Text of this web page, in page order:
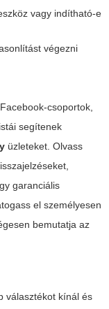
vagy indítható-e
végezni
csoportok,
segítenek
üzleteket. Olvass
garanciális
el személyesen
bemutatja az
választékot kínál és